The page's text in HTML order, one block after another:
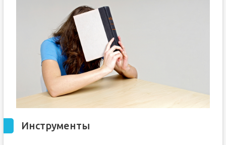
Инструменты